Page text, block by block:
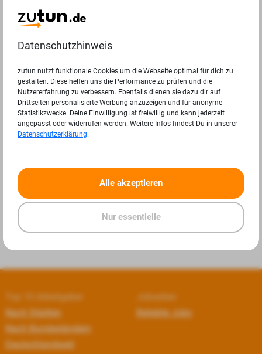
Jobangebote
Ergebnisse.
« »
Top 10 Arbeitgeber
Nach Städten
Nach Bundesländern
Deutschlandweit
Jobseiten
Beliebte Jobs
Datenschutzhinweis
zutun nutzt funktionale Cookies um die Webseite optimal für dich zu
gestalten. Diese helfen uns die Performance zu prüfen und die
Nutzererfahrung zu verbessern. Ebenfalls dienen sie dazu dir auf
Drittseiten personalisierte Werbung anzuzeigen und für anonyme
Statistikzwecke. Deine Einwilligung ist freiwillig und kann jederzeit
angepasst oder widerrufen werden. Weitere Infos findest Du in unserer
Datenschutzerklärung.
Alle akzeptieren
Nur essentielle